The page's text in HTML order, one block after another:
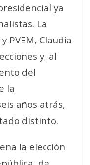
ya
La
PVEM, Claudia
y, al
del
la
años atrás,
distinto.
la elección